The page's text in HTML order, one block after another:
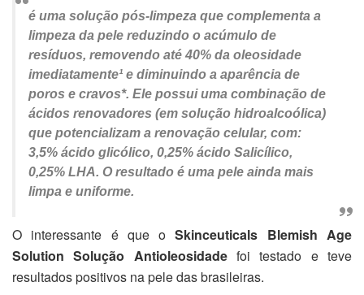
é uma solução pós-limpeza que complementa a
limpeza da pele reduzindo o acúmulo de
resíduos, removendo até 40% da oleosidade
imediatamente¹ e diminuindo a aparência de
poros e cravos*. Ele possui uma combinação de
ácidos renovadores (em solução hidroalcoólica)
que potencializam a renovação celular, com:
3,5% ácido glicólico, 0,25% ácido Salicílico,
0,25% LHA. O resultado é uma pele ainda mais
limpa e uniforme.
O interessante é que oSkinceuticals Blemish Age
Solution Solução Antioleosidade foi testado e teve
resultados positivos na pele das brasileiras.